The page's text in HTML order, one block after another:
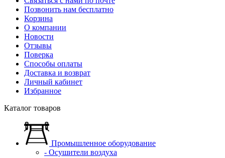
Позвонить нам бесплатно
Корзина
О компании
Новости
Отзывы
Поверка
Способы оплаты
Доставка и возврат
Личный кабинет
Избранное
Каталог товаров
Промышленное оборудование
- Осушители воздуха